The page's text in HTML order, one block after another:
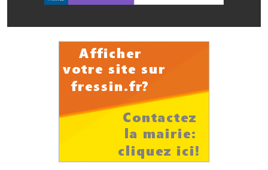
Affaires scolaires, CCAS
Eaux, assainissement
France services
France Renov
Déchets ménagers, tri sélectif, encombrants
Services publics communaux
Démarches administratives